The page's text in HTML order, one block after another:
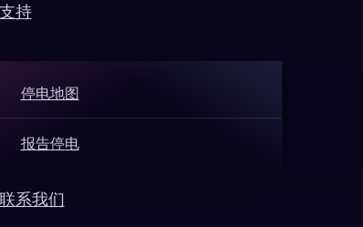
支持
停电地图
报告停电
联系我们